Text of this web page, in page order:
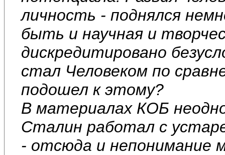
личность - поднялся
быть и научная и
дискредитировано
стал Человеком по
подошел к этому?
В материалах КОБ
Сталин работал с
- отсюда и непонимание